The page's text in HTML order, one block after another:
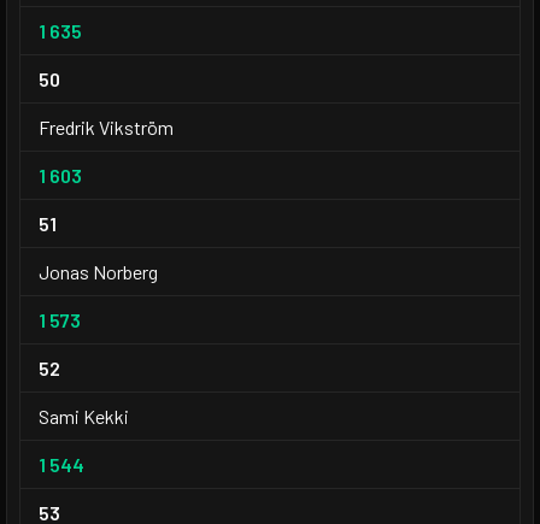
1 635
50
Fredrik Vikström
1 603
51
Jonas Norberg
1 573
52
Sami Kekki
1 544
53